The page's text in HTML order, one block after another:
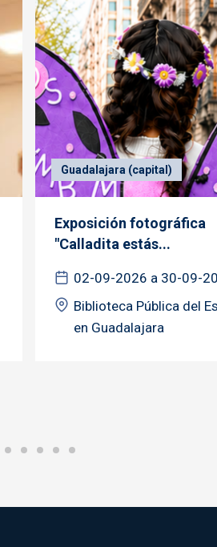
Guadalajara (capital)
Exposición fotográfica
"Calladita estás...
02-09-2026 a 30-09-
Biblioteca Pública del
en Guadalajara